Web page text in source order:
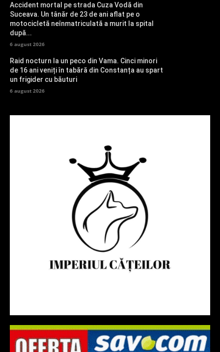
Accident mortal pe strada Cuza Vodă din
Suceava. Un tânăr de 23 de ani aflat pe o
motocicletă neînmatriculată a murit la spital
după...
6 august 2026
Raid nocturn la un peco din Vama. Cinci minori
de 16 ani veniți în tabără din Constanța au spart
un frigider cu băuturi
6 august 2026